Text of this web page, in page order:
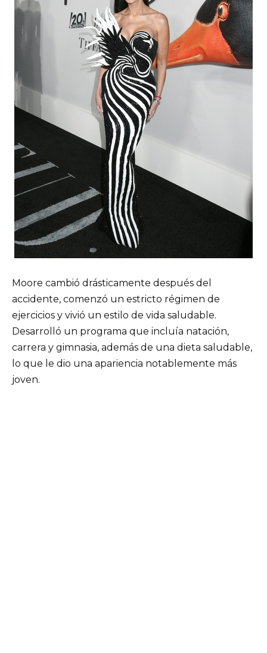
Moore cambió drásticamente después del
accidente, comenzó un estricto régimen de
ejercicios y vivió un estilo de vida saludable.
Desarrolló un programa que incluía natación,
carrera y gimnasia, además de una dieta saludable,
lo que le dio una apariencia notablemente más
joven.